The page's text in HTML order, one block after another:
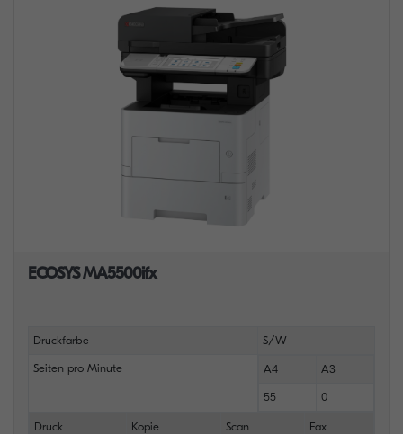
ECOSYS MA5500ifx
Druckfarbe S/W
Seiten pro Minute A4 A3
55 0
Druck Kopie Scan Fax